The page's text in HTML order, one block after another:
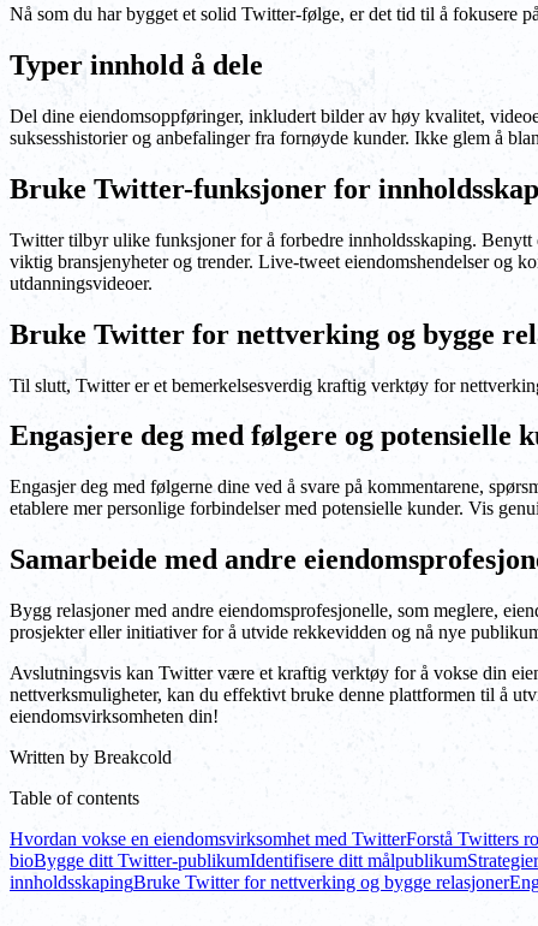
Nå som du har bygget et solid Twitter-følge, er det tid til å fokusere
Typer innhold å dele
Del dine eiendomsoppføringer, inkludert bilder av høy kvalitet,
suksesshistorier og anbefalinger fra fornøyde kunder. Ikke glem å
Bruke Twitter-funksjoner for
Twitter tilbyr ulike funksjoner for å forbedre innholdsskaping.
viktig bransjenyheter og trender. Live-tweet eiendomshendelser og
utdanningsvideoer.
Bruke Twitter for nettverking og bygge
Til slutt, Twitter er et bemerkelsesverdig kraftig verktøy for
Engasjere deg med følgere og potensielle
Engasjer deg med følgerne dine ved å svare på kommentarene,
etablere mer personlige forbindelser med potensielle kunder. Vis
Samarbeide med andre
Bygg relasjoner med andre eiendomsprofesjonelle, som meglere,
prosjekter eller initiativer for å utvide rekkevidden og nå nye
Avslutningsvis kan Twitter være et kraftig verktøy for å vokse din
nettverksmuligheter, kan du effektivt bruke denne plattformen til å
eiendomsvirksomheten din!
Written by Breakcold
Table of contents
Hvordan vokse en eiendomsvirksomhet med TwitterForstå Twitters
bioBygge ditt Twitter-publikumIdentifisere ditt målpublikum
innholdsskapingBruke Twitter for nettverking og bygge relasjoner